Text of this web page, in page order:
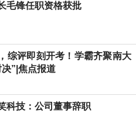
毛锋任职资格获批
综评即刻开考！学霸齐聚南大
决”|焦点报道
科技：公司董事辞职